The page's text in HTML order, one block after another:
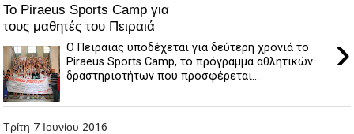
Το Piraeus Sports Camp για
τους μαθητές του Πειραιά
›
Ο Πειραιάς υποδέχεται για δεύτερη χρονιά το
Piraeus Sports Camp, το πρόγραμμα αθλητικών
δραστηριοτήτων που προσφέρεται...
Τρίτη 7 Ιουνίου 2016